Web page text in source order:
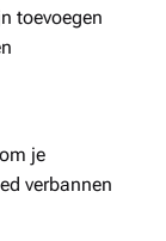
toevoegen
je
verbannen